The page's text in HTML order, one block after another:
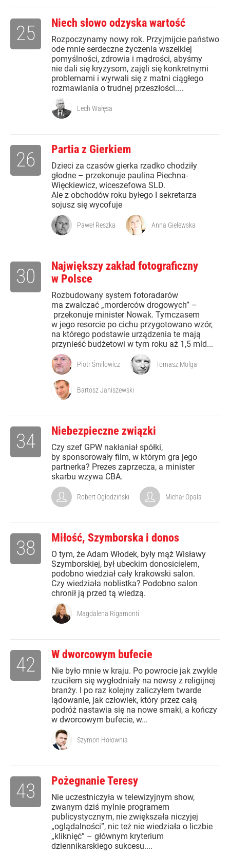
Niech słowo odzyska wartość
Rozpoczynamy nowy rok. Przyjmijcie państwo
ode mnie serdeczne życzenia wszelkiej
pomyślności, zdrowia i mądrości, abyśmy
nie dali się kryzysom, zajęli się konkretnymi
problemami i wyrwali się z matni ciągłego
rozmawiania o trudnej przeszłości....
25
Lech Wałęsa
Partia z Gierkiem
Dzieci za czasów gierka rzadko chodziły
głodne – przekonuje paulina Piechna-
Więckiewicz, wiceszefowa SLD.
Ale z obchodów roku byłego I sekretarza
sojusz się wycofuje
26
Paweł Reszka Anna Gielewska
Największy zakład fotograficzny
w Polsce
Rozbudowany system fotoradarów
ma zwalczać „morderców drogowych” –
przekonuje minister Nowak. Tymczasem
w jego resorcie po cichu przygotowano wzór,
na którego podstawie urządzenia te mają
przynieść budżetowi w tym roku aż 1,5 mld...
30
Piotr Śmiłowicz Tomasz Molga
Bartosz Janiszewski
Niebezpieczne związki
Czy szef GPW nakłaniał spółki,
by sponsorowały film, w którym gra jego
partnerka? Prezes zaprzecza, a minister
skarbu wzywa CBA.
34
Robert Ogłodziński Michał Opala
Miłość, Szymborska i donos
O tym, że Adam Włodek, były mąż Wisławy
Szymborskiej, był ubeckim donosicielem,
podobno wiedział cały krakowski salon.
Czy wiedziała noblistka? Podobno salon
chronił ją przed tą wiedzą.
38
Magdalena Rigamonti
W dworcowym bufecie
Nie było mnie w kraju. Po powrocie jak zwykle
rzuciłem się wygłodniały na newsy z religijnej
branży. I po raz kolejny zaliczyłem twarde
lądowanie, jak człowiek, który przez całą
podróż nastawia się na nowe smaki, a kończy
w dworcowym bufecie, w...
42
Szymon Hołownia
Pożegnanie Teresy
Nie uczestniczyła w telewizyjnym show,
zwanym dziś mylnie programem
publicystycznym, nie zwiększała niczyjej
„oglądalności”, nic też nie wiedziała o liczbie
„kliknięć” – głównym kryterium
dziennikarskiego sukcesu....
43